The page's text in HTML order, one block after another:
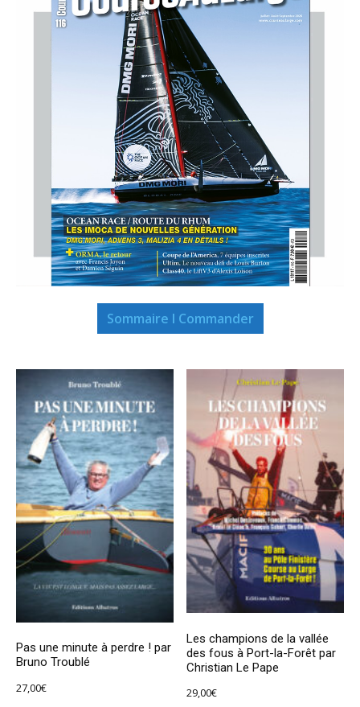
Sommaire I Commander
Pas une minute à perdre ! par
Bruno Troublé
27,00€
Les champions de la vallée
des fous à Port-la-Forêt par
Christian Le Pape
29,00€